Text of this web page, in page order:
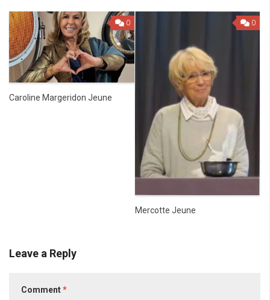
0
Caroline Margeridon Jeune
0
Mercotte Jeune
Leave a Reply
Comment*